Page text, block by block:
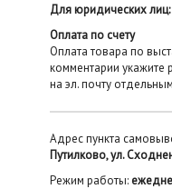
Для юридических лиц:
Оплата по счету
Оплата товара по
комментарии укажите
на эл. почту
Адрес пункта
Путилково, ул.
Режим работы: